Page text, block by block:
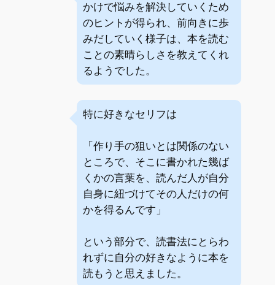
かけで悩みを解決していくため
のヒントが得られ、前向きに歩
みだしていく様子は、本を読む
ことの素晴らしさを教えてくれ
るようでした。
特に好きなセリフは
「作り手の狙いとは関係のない
ところで、そこに書かれた幾ば
くかの言葉を、読んだ人が自分
自身に紐づけてその人だけの何
かを得るんです」
という部分で、読書法にとらわ
れずに自分の好きなように本を
読もうと思えました。